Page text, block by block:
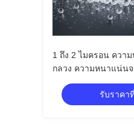
1 ถึง 2 ไมครอน ควา
กลวง ความหนาแน่นจ
และทนทานต่อสารเค
งานในอุตสาหกรรม
รับราคา